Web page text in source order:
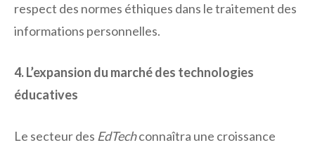
respect des normes éthiques dans le traitement des
informations personnelles.
4. L’expansion du marché des technologies
éducatives
Le secteur des EdTechconnaîtra une croissance